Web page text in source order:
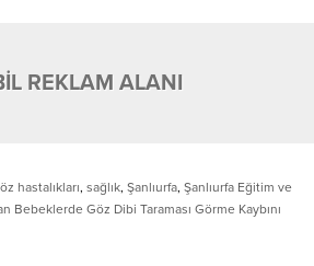
REKLAM ALANI
hastalıkları, sağlık, Şanlıurfa, Şanlıurfa Eğitim ve
Bebeklerde Göz Dibi Taraması Görme Kaybını